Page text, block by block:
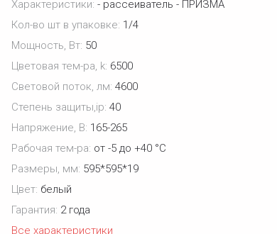
Характеристики:- рассеиватель - ПРИЗМА
Кол-во шт в упаковке: 1/4
Мощность, Вт: 50
Цветовая тем-ра, k: 6500
Световой поток, лм:4600
Степень защиты,ip:40
Напряжение, В: 165-265
Рабочая тем-ра: от -5 до +40 °С
Размеры, мм: 595*595*19
Цвет: белый
Гарантия: 2 года
Все характеристики